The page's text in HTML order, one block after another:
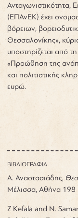
Ανταγωνιστικότητα,
(ΕΠΑνΕΚ) έχει
βόρειων,
Θεσσαλονίκης»,
υποστηρίζεται από
«Προώθηση της
και πολιτιστικής
ευρώ.
ΒΙΒΛΙΟΓΡΑΦΙΑ
Α. Αναστασιάδης,
Μέλισσα, Αθήνα 198
Z Kefala and N.